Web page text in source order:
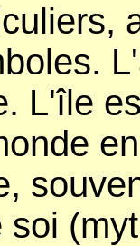
L'île
soi